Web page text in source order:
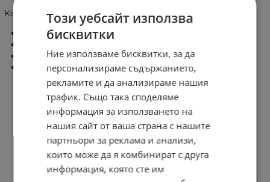
Комплектът за фитнес съдържа 46 елемента:
6 обръча: ø 50 cm;
6 конуса;
10 пръчки: 70 cm.
Този уебсайт използва
бисквитки
Ние използваме бисквитки, за да
персонализираме съдържанието,
рекламите и да анализираме нашия
трафик. Също така споделяме
информация за използването на
нашия сайт от ваша страна с нашите
партньори за реклама и анализи,
които може да я комбинират с друга
информация, която сте им